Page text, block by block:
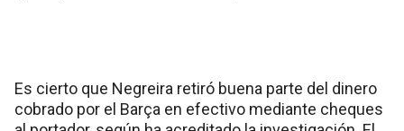
Es cierto que Negreira retiró buena parte del dinero
cobrado por el Barça en efectivo mediante cheques